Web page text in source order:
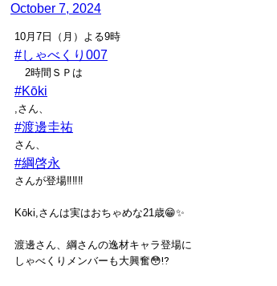
October 7, 2024
10月7日（月）よる9時
#しゃべくり007
2時間ＳＰは
#Kōki
,さん、
#渡邊圭祐
さん、
#綱啓永
さんが登場‼️‼️‼️
Kōki,さんは実はおちゃめな21歳😁✨
渡邊さん、綱さんの逸材キャラ登場に
しゃべくりメンバーも大興奮😳⁉️